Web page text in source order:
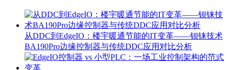
从DDC到EdgeIO：楼宇暖通节能的IT变革——钡铼技术
BA190Pro边缘控制器与传统DDC应用对比分析